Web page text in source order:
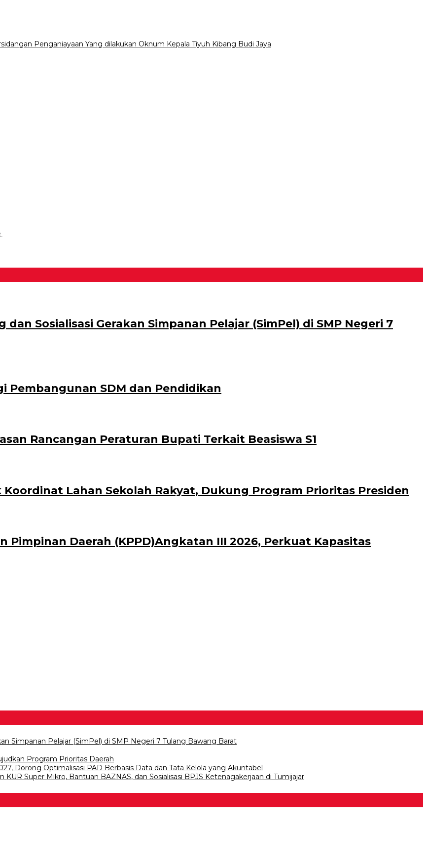
Penganiayaan Yang dilakukan Oknum Kepala Tiyuh Kibang Budi Jaya
Sosialisasi Gerakan Simpanan Pelajar (SimPel) di SMP Negeri 7
Pembangunan SDM dan Pendidikan
Rancangan Peraturan Bupati Terkait Beasiswa S1
Lahan Sekolah Rakyat, Dukung Program Prioritas Presiden
Daerah (KPPD)Angkatan III 2026, Perkuat Kapasitas
Simpanan Pelajar (SimPel) di SMP Negeri 7 Tulang Bawang Barat
Program Prioritas Daerah
Dorong Optimalisasi PAD Berbasis Data dan Tata Kelola yang Akuntabel
Super Mikro, Bantuan BAZNAS, dan Sosialisasi BPJS Ketenagakerjaan di Tumijajar